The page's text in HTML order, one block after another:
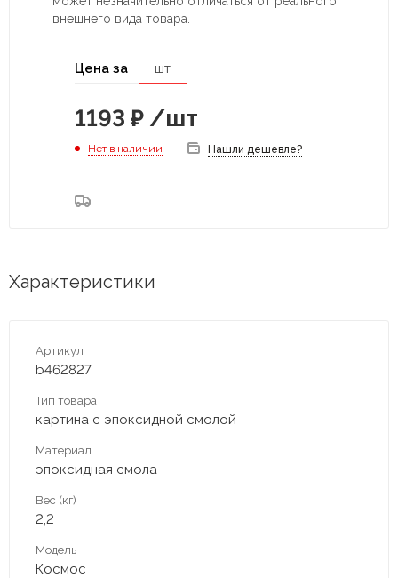
внешнего вида товара.
Цена за шт
1193 ₽ /шт
Нет в наличии Нашли дешевле?
Характеристики
Артикул
b462827
Тип товара
картина с эпоксидной смолой
Материал
эпоксидная смола
Вес (кг)
2,2
Модель
Космос